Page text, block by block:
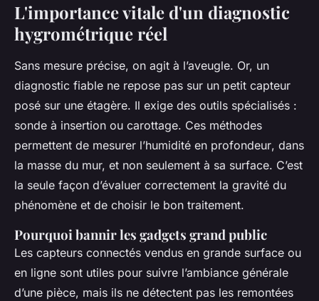
L'importance vitale d'un diagnostic
hygrométrique réel
Sans mesure précise, on agit à l’aveugle. Or, un
diagnostic fiable ne repose pas sur un petit capteur
posé sur une étagère. Il exige des outils spécialisés :
sonde à insertion ou carottage. Ces méthodes
permettent de mesurer l’humidité en profondeur, dans
la masse du mur, et non seulement à sa surface. C’est
la seule façon d’évaluer correctement la gravité du
phénomène et de choisir le bon traitement.
Pourquoi bannir les gadgets grand public
Les capteurs connectés vendus en grande surface ou
en ligne sont utiles pour suivre l’ambiance générale
d’une pièce, mais ils ne détectent pas les remontées